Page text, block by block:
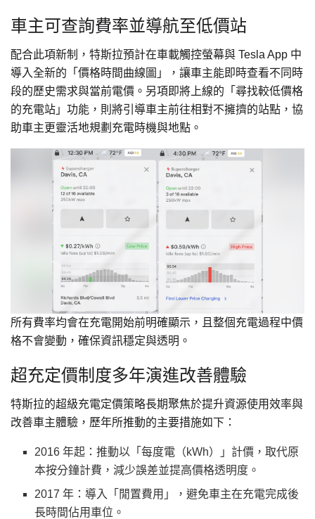
車主可查詢費率並導航至低價站
配合此項新制，特斯拉預計在車載觸控螢幕與 Tesla App 中
導入全新的「價格時間曲線圖」，讓車主能即時查看不同時
段的歷史需求與當前電價。另項即將上線的「尋找較低價格
的充電站」功能，則將引導車主前往相對不擁擠的站點，協
助車主更靈活地規劃充電時機與地點。
所有費率均會在充電開始前明確顯示，且整個充電過程中價
格不會變動，確保資訊穩定與透明。
超充定價制度多年演進改善體驗
特斯拉的超級充電定價策略長期聚焦於提升資源使用效率與
改善車主體驗，歷年所推動的主要措施如下：
2016 年起：推動以「每度電（kWh）」計價，取代原
本按分鐘計費，減少誤差並提高價格透明度。
2017 年：導入「閒置費用」，避免車主在充電完成後
長時間佔用車位。